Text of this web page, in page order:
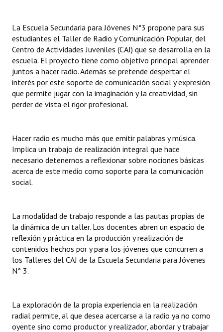
NORMATIVA
Comunicaciones
Declaraciones
Resoluciones
Resoluciones de Presidencia
Antiguos Pobladores
Noticias Destacadas
Datos Históricos
Premio al Mérito - Registro
Audiencias Públicas - Registro
Mujeres que Dejaron Huellas - Registro
Ciudadano Ilustre - Registro
La Escuela Secundaria para Jóvenes N°3 propone para sus
estudiantes el Taller de Radio y Comunicación Popular, del
Centro de Actividades Juveniles (CAJ) que se desarrolla en la
escuela. El proyecto tiene como objetivo principal aprender
juntos a hacer radio. Además se pretende despertar el
interés por este soporte de comunicación social y expresión
que permite jugar con la imaginación y la creatividad, sin
perder de vista el rigor profesional.
Hacer radio es mucho más que emitir palabras y música.
Implica un trabajo de realización integral que hace
necesario detenernos a reflexionar sobre nociones básicas
acerca de este medio como soporte para la comunicación
social.
La modalidad de trabajo responde a las pautas propias de
la dinámica de un taller. Los docentes abren un espacio de
reflexión y práctica en la producción y realización de
contenidos hechos por y para los jóvenes que concurren a
los Talleres del CAJ de la Escuela Secundaria para Jóvenes
N° 3.
La exploración de la propia experiencia en la realización
radial permite, al que desea acercarse a la radio ya no como
oyente sino como productor y realizador, abordar y trabajar